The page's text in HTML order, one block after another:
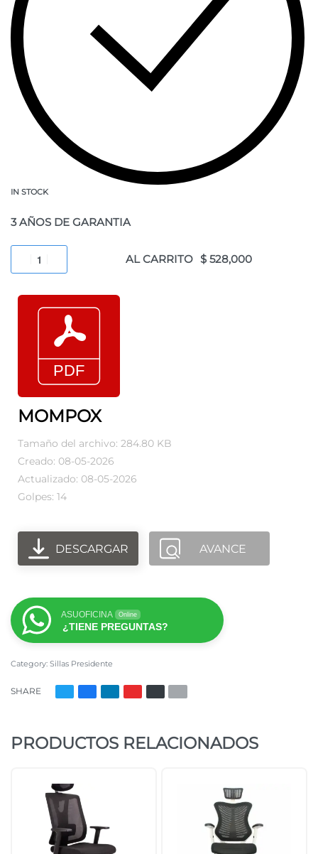
IN STOCK
3 AÑOS DE GARANTIA
AL CARRITO
MOMPOX
Tamaño del archivo: 284.80 KB
Creado: 08-05-2026
Actualizado: 08-05-2026
Golpes: 14
DESCARGAR AVANCE
ASUOFICINA Online
¿TIENE PREGUNTAS?
Category: Sillas Presidente
SHARE
PRODUCTOS RELACIONADOS